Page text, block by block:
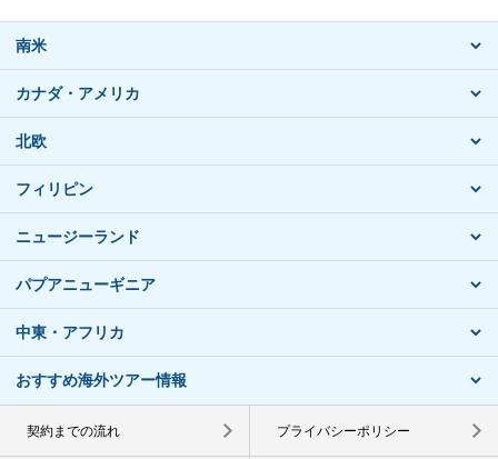
南米
カナダ・アメリカ
北欧
フィリピン
ニュージーランド
パプアニューギニア
中東・アフリカ
おすすめ海外ツアー情報
契約までの流れ プライバシーポリシー